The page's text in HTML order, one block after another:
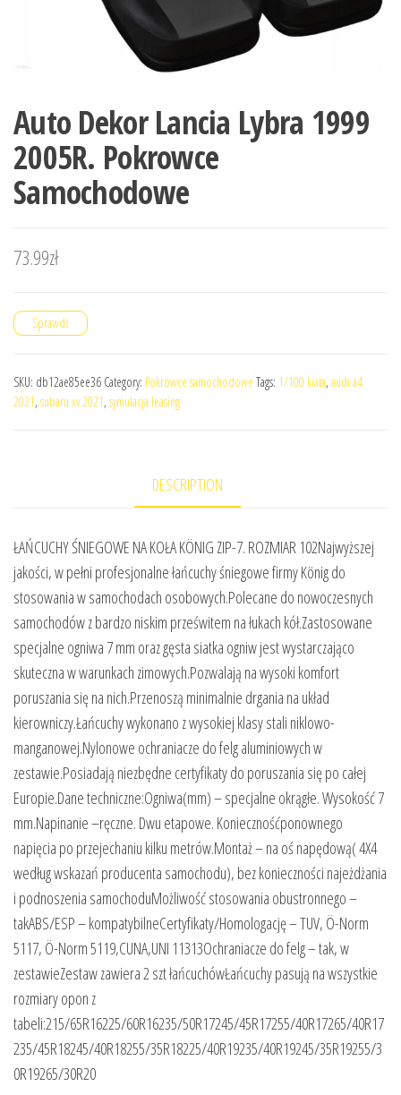
Auto Dekor Lancia Lybra 1999
2005R. Pokrowce
Samochodowe
73.99zł
Sprawdź
SKU: db12ae85ee36 Category: Pokrowce samochodowe Tags: 1/100 kiata, audi a4
2021, subaru xv 2021, symulacja leasing
DESCRIPTION
ŁAŃCUCHY ŚNIEGOWE NA KOŁA KÖNIG ZIP-7. ROZMIAR 102Najwyższej
jakości, w pełni profesjonalne łańcuchy śniegowe firmy König do
stosowania w samochodach osobowych.Polecane do nowoczesnych
samochodów z bardzo niskim prześwitem na łukach kół.Zastosowane
specjalne ogniwa 7 mm oraz gęsta siatka ogniw jest wystarczająco
skuteczna w warunkach zimowych.Pozwalają na wysoki komfort
poruszania się na nich.Przenoszą minimalnie drgania na układ
kierowniczy.Łańcuchy wykonano z wysokiej klasy stali niklowo-
manganowej.Nylonowe ochraniacze do felg aluminiowych w
zestawie.Posiadają niezbędne certyfikaty do poruszania się po całej
Europie.Dane techniczne:Ogniwa(mm) – specjalne okrągłe. Wysokość 7
mm.Napinanie –ręczne. Dwu etapowe. Koniecznośćponownego
napięcia po przejechaniu kilku metrów.Montaż – na oś napędową( 4X4
według wskazań producenta samochodu), bez konieczności najeżdżania
i podnoszenia samochoduMożliwość stosowania obustronnego –
takABS/ESP – kompatybilneCertyfikaty/Homologację – TUV, Ö-Norm
5117, Ö-Norm 5119,CUNA,UNI 11313Ochraniacze do felg – tak, w
zestawieZestaw zawiera 2 szt łańcuchówŁańcuchy pasują na wszystkie
rozmiary opon z
tabeli:215/65R16225/60R16235/50R17245/45R17255/40R17265/40R17
235/45R18245/40R18255/35R18225/40R19235/40R19245/35R19255/3
0R19265/30R20